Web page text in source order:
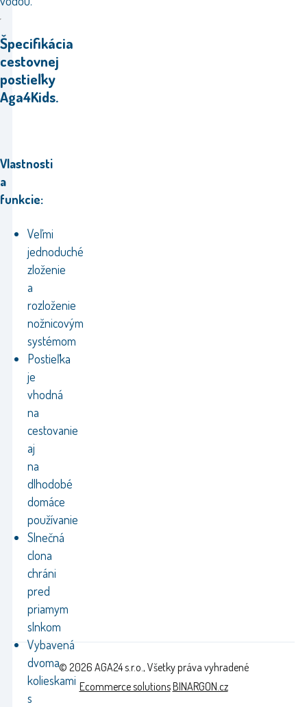
Špecifikácia
cestovnej
postieľky
Aga4Kids.
Vlastnosti
a
funkcie:
Veľmi
jednoduché
zloženie
a
rozloženie
nožnicovým
systémom
Postieľka
je
vhodná
na
cestovanie
aj
na
dlhodobé
domáce
používanie
Slnečná
clona
chráni
pred
priamym
slnkom
Vybavená
dvoma
kolieskami
s
© 2026 AGA24 s.r.o., Všetky práva vyhradené
Ecommerce solutionsBINARGON.cz